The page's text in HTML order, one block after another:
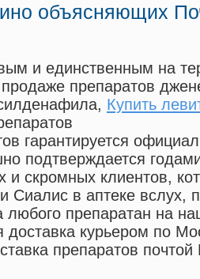
объясняющих
и единственным на
препаратов
, Купить
гарантируется
подтверждается
и скромных клиентов,
Сиалис в аптеке вслух,
любого препаратан на
доставка курьером по
препаратов